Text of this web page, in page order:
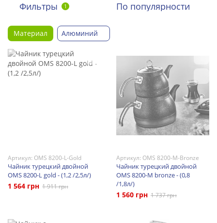
Фильтры 1 По популярности
Материал Алюминий
Артикул: OMS 8200-L-Gold
Чайник турецкий двойной
OMS 8200-L gold - (1,2 /2,5л/)
1 564 грн 1 911 грн
Артикул: OMS 8200-M-Bronze
Чайник турецкий двойной
OMS 8200-M bronze - (0,8
/1,8л/)
1 560 грн 1 737 грн